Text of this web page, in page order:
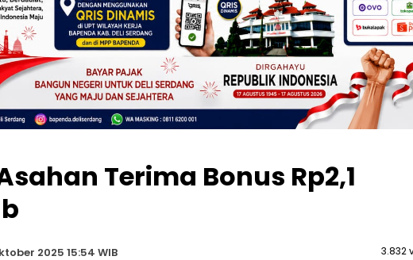
Terima Bonus Rp2,1
2025 15:54 WIB 3.832